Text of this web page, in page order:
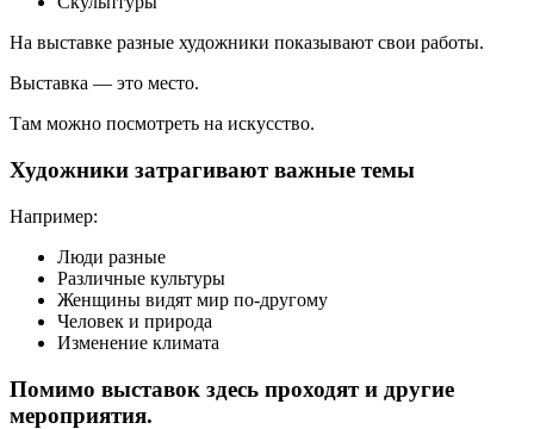
На выставке разные художники показывают свои работы.
Выставка — это место.
Там можно посмотреть на искусство.
Художники затрагивают важные темы
Например:
Люди разные
Различные культуры
Женщины видят мир по-другому
Человек и природа
Изменение климата
Помимо выставок здесь проходят и другие
мероприятия.